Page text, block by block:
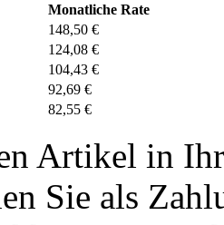
Monatliche Rate
148,50 €
124,08 €
104,43 €
92,69 €
82,55 €
Artikel in
Sie als